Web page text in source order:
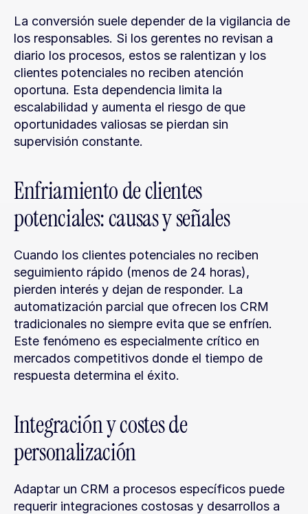
La conversión suele depender de la vigilancia de
los responsables. Si los gerentes no revisan a
diario los procesos, estos se ralentizan y los
clientes potenciales no reciben atención
oportuna. Esta dependencia limita la
escalabilidad y aumenta el riesgo de que
oportunidades valiosas se pierdan sin
supervisión constante.
Enfriamiento de clientes
potenciales: causas y señales
Cuando los clientes potenciales no reciben
seguimiento rápido (menos de 24 horas),
pierden interés y dejan de responder. La
automatización parcial que ofrecen los CRM
tradicionales no siempre evita que se enfríen.
Este fenómeno es especialmente crítico en
mercados competitivos donde el tiempo de
respuesta determina el éxito.
Integración y costes de
personalización
Adaptar un CRM a procesos específicos puede
requerir integraciones costosas y desarrollos a